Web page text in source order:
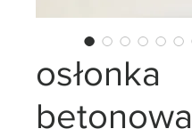
osłonka
betonowa